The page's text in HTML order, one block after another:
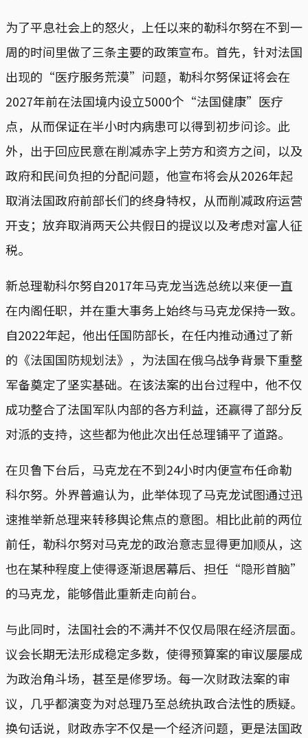
为了平息社会上的怒火，上任以来的勒科尔努在不到一
周的时间里做了三条主要的政策宣布。首先，针对法国
出现的“医疗服务荒漠”问题，勒科尔努保证将会在
2027年前在法国境内设立5000个“法国健康”医疗
点，从而保证在半小时内病患可以得到初步问诊。此
外，出于回应民意在削减赤字上劳方和资方之间，以及
政府和民间负担的分配问题，他宣布将会从2026年起
取消法国政府前部长们的终身特权，从而削减政府运营
开支；放弃取消两天公共假日的提议以及考虑对富人征
税。
新总理勒科尔努自2017年马克龙当选总统以来便一直
在内阁任职，并在重大事务上始终与马克龙保持一致。
自2022年起，他出任国防部长，在任内推动通过了新
的《法国国防规划法》，为法国在俄乌战争背景下重整
军备奠定了坚实基础。在该法案的出台过程中，他不仅
成功整合了法国军队内部的各方利益，还赢得了部分反
对派的支持，这些都为他此次出任总理铺平了道路。
在贝鲁下台后，马克龙在不到24小时内便宣布任命勒
科尔努。外界普遍认为，此举体现了马克龙试图通过迅
速推举新总理来转移舆论焦点的意图。相比此前的两位
前任，勒科尔努对马克龙的政治意志显得更加顺从，这
也在某种程度上使得逐渐退居幕后、担任“隐形首脑”
的马克龙，能够借此重新走向前台。
与此同时，法国社会的不满并不仅仅局限在经济层面。
议会长期无法形成稳定多数，使得预算案的审议屡屡成
为政治角斗场，甚至是修罗场。每一次财政法案的审
议，几乎都演变为对总理乃至总统执政合法性的质疑。
换句话说，财政赤字不仅是一个经济问题，更是法国政